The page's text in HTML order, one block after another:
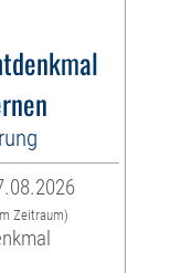
Zeitraum)